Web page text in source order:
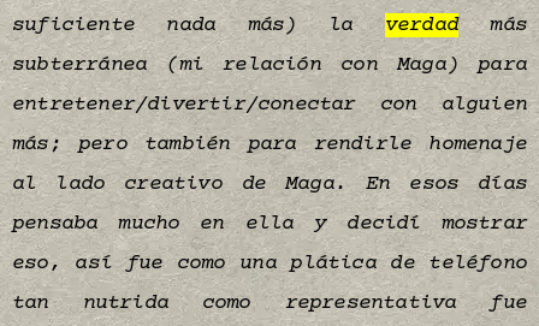
suficiente nada más) laverdadmás
subterránea (mirelacióncon Maga) para
entretener/divertir/conectar con alguien
más; pero también para rendirle homenaje
al lado creativo de Maga. En esos días
pensaba mucho en ella y decidí mostrar
eso, así fue como una plática de teléfono
tan nutrida como representativa fue